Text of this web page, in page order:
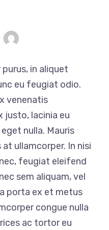
in aliquet
eu feugiat odio.
venenatis
justo, lacinia eu
nulla. Mauris
ullamcorper. In nisi
feugiat eleifend
sem aliquam, vel
porta ex et metus
congue nulla
ac tortor eu